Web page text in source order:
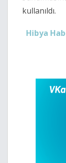
kullanıldı.
Hibya